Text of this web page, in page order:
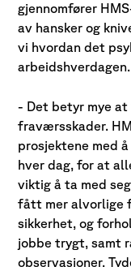
gjennomfører
av hansker og
vi hvordan det
arbeidshverdagen.
- Det betyr mye
fraværsskader.
prosjektene med
hver dag, for at
viktig å ta med
fått mer alvorlige
sikkerhet, og
jobbe trygt, samt
observasjoner.